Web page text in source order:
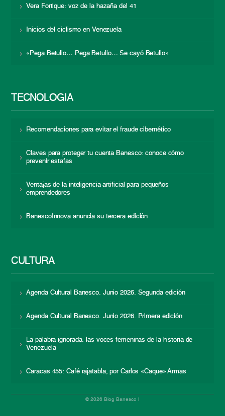
Vera Fortique: voz de la hazaña del 41
Inicios del ciclismo en Venezuela
«Pega Betulio… Pega Betulio… Se cayó Betulio»
TECNOLOGÍA
Recomendaciones para evitar el fraude cibernético
Claves para proteger tu cuenta Banesco: conoce cómo
prevenir estafas
Ventajas de la inteligencia artificial para pequeños
emprendedores
BanescoInnova anuncia su tercera edición
CULTURA
Agenda Cultural Banesco. Junio 2026. Segunda edición
Agenda Cultural Banesco. Junio 2026. Primera edición
La palabra ignorada: las voces femeninas de la historia de
Venezuela
Caracas 455: Café rajatabla, por Carlos «Caque» Armas
© 2026 Blog Banesco |